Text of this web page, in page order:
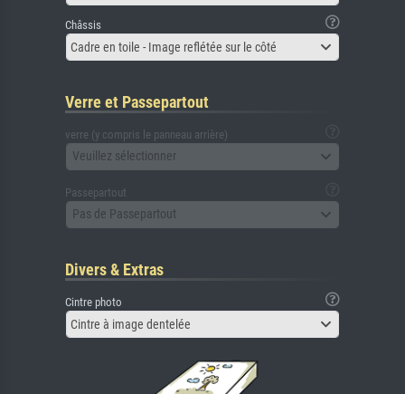
Châssis
Cadre en toile - Image reflétée sur le côté
Verre et Passepartout
verre (y compris le panneau arrière)
Veuillez sélectionner
Passepartout
Pas de Passepartout
Divers & Extras
Cintre photo
Cintre à image dentelée